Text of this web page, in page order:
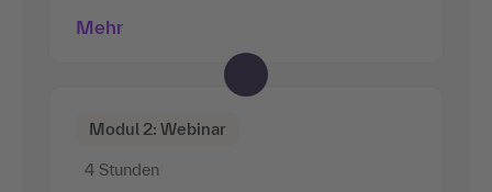
Mehr
Modul 2: Webinar
4 Stunden